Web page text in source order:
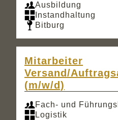
Ausbildung
Instandhaltung
Bitburg
Mitarbeiter
Versand/
(m/w/d)
Fach- und
Logistik